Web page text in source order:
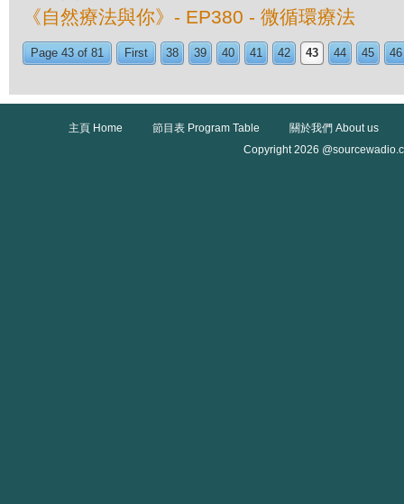
《自然療法與你》- EP380 - 微循環療法
Page 43 of 81 First 38 39 40 41 42 43 44 45 46
主頁 Home 節目表 Program Table
關於我們 About us
Copyright 2026